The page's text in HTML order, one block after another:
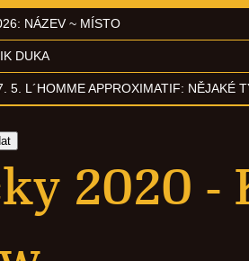
NÁZEV ~ MÍSTO
DUKA
5. L´HOMME APPROXIMATIF: NĚJAKÉ
2020 -